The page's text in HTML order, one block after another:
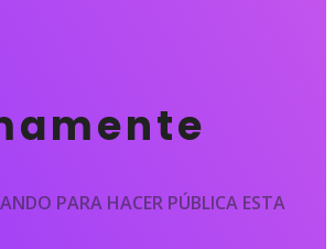
PARA HACER PÚBLICA ESTA